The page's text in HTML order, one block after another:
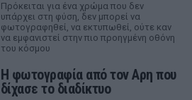
Πρόκειται για ένα χρώμα που δεν
υπάρχει στη φύση, δεν μπορεί να
φωτογραφηθεί, να εκτυπωθεί, ούτε καν
να εμφανιστεί στην πιο προηγμένη οθόνη
του κόσμου
Η φωτογραφία από τον Αρη που
δίχασε το διαδίκτυο